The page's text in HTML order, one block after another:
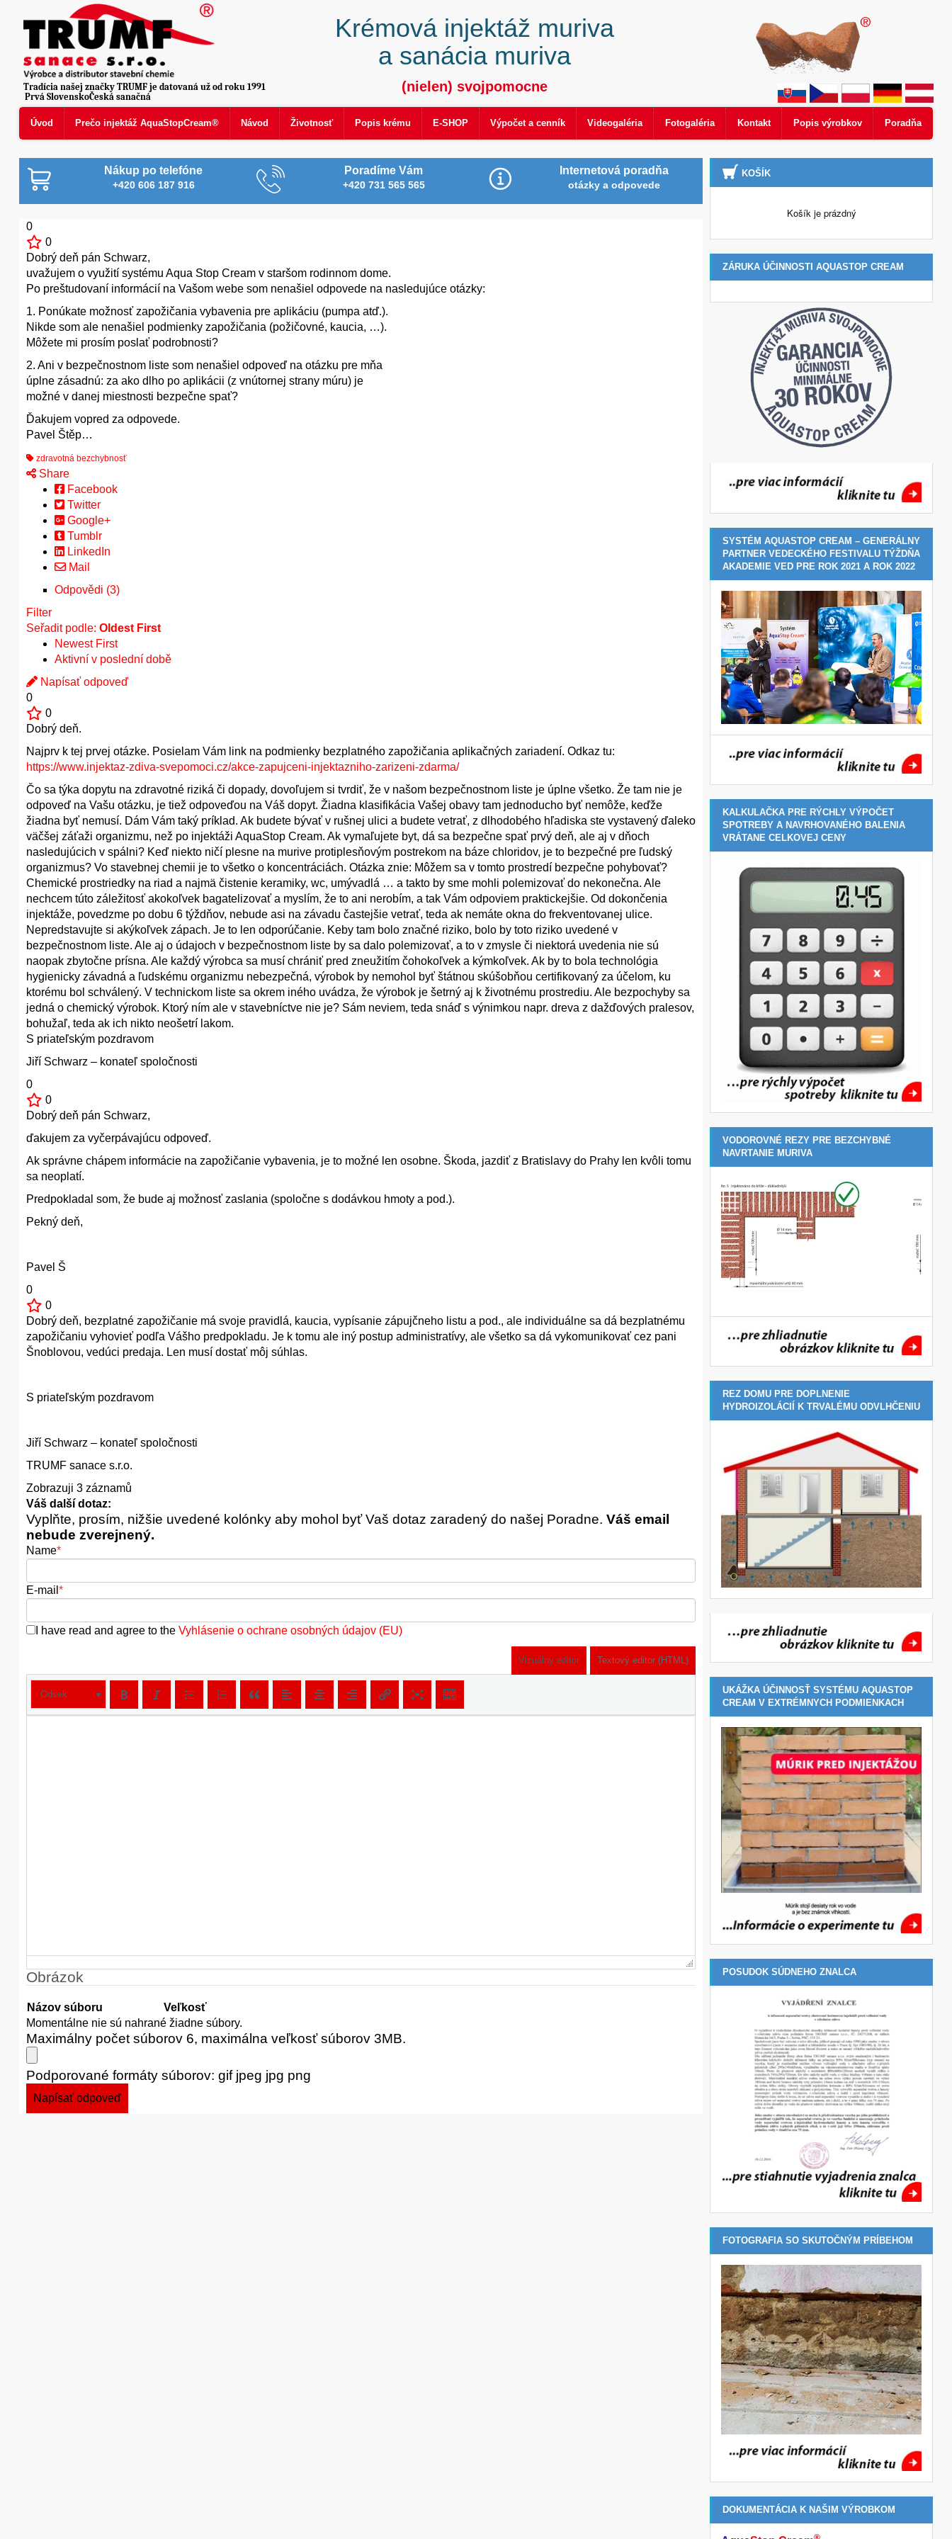
Úvod Prečo injektáž AquaStopCream® Návod Životnosť Popis krému E-SHOP Výpočet a cenník Videogaléria Fotogaléria Kontakt Popis výrobkov Poradňa
Prvá SlovenskoČeská sanačná
Krémová injektáž muriva
a sanácia muriva
(nielen) svojpomocne
Tradícia našej značky TRUMF je datovaná už od roku 1991
Nákup po telefóne
+420 606 187 916
Poradíme Vám
+420 731 565 565
Internetová poradňa
otázky a odpovede
0
0
Dobrý deň pán Schwarz,
uvažujem o využití systému Aqua Stop Cream v staršom rodinnom dome.
Po preštudovaní informácií na Vašom webe som nenašiel odpovede na nasledujúce otázky:
1. Ponúkate možnosť zapožičania vybavenia pre aplikáciu (pumpa atď.).
Nikde som ale nenašiel podmienky zapožičania (požičovné, kaucia, …).
Môžete mi prosím poslať podrobnosti?
2. Ani v bezpečnostnom liste som nenašiel odpoveď na otázku pre mňa
úplne zásadnú: za ako dlho po aplikácii (z vnútornej strany múru) je
možné v danej miestnosti bezpečne spať?
Ďakujem vopred za odpovede.
Pavel Štěp…
zdravotná bezchybnosť
Share
Facebook
Twitter
Google+
Tumblr
LinkedIn
Mail
Odpovědi (3)
Filter
Seřadit podle: Oldest First
Newest First
Aktivní v poslední době
Napísať odpoveď
0
0
Dobrý deň.
Najprv k tej prvej otázke. Posielam Vám link na podmienky bezplatného zapožičania aplikačných zariadení. Odkaz tu:
https://www.injektaz-zdiva-svepomoci.cz/akce-zapujceni-injektazniho-zarizeni-zdarma/
Čo sa týka dopytu na zdravotné riziká či dopady, dovoľujem si tvrdiť, že v našom bezpečnostnom liste je úplne všetko. Že tam nie je
odpoveď na Vašu otázku, je tiež odpoveďou na Váš dopyt. Žiadna klasifikácia Vašej obavy tam jednoducho byť nemôže, keďže
žiadna byť nemusí. Dám Vám taký príklad. Ak budete bývať v rušnej ulici a budete vetrať, z dlhodobého hľadiska ste vystavený ďaleko
väčšej záťaži organizmu, než po injektáži AquaStop Cream. Ak vymaľujete byt, dá sa bezpečne spať prvý deň, ale aj v dňoch
nasledujúcich v spálni? Keď niekto ničí plesne na murive protiplesňovým postrekom na báze chloridov, je to bezpečné pre ľudský
organizmus? Vo stavebnej chemii je to všetko o koncentráciách. Otázka znie: Môžem sa v tomto prostredí bezpečne pohybovať?
Chemické prostriedky na riad a najmä čistenie keramiky, wc, umývadlá … a takto by sme mohli polemizovať do nekonečna. Ale
nechcem túto záležitosť akokoľvek bagatelizovať a myslím, že to ani nerobím, a tak Vám odpoviem praktickejšie. Od dokončenia
injektáže, povedzme po dobu 6 týždňov, nebude asi na závadu častejšie vetrať, teda ak nemáte okna do frekventovanej ulice.
Nepredstavujte si akýkoľvek zápach. Je to len odporúčanie. Keby tam bolo značné riziko, bolo by toto riziko uvedené v
bezpečnostnom liste. Ale aj o údajoch v bezpečnostnom liste by sa dalo polemizovať, a to v zmysle či niektorá uvedenia nie sú
naopak zbytočne prísna. Ale každý výrobca sa musí chrániť pred zneužitím čohokoľvek a kýmkoľvek. Ak by to bola technológia
hygienicky závadná a ľudskému organizmu nebezpečná, výrobok by nemohol byť štátnou skúšobňou certifikovaný za účelom, ku
ktorému bol schválený. V technickom liste sa okrem iného uvádza, že výrobok je šetrný aj k životnému prostrediu. Ale bezpochyby sa
jedná o chemický výrobok. Ktorý ním ale v stavebníctve nie je? Sám neviem, teda snáď s výnimkou napr. dreva z dažďových pralesov,
bohužaľ, teda ak ich nikto neošetrí lakom.
S priateľským pozdravom
Jiří Schwarz – konateľ spoločnosti
0
0
Dobrý deň pán Schwarz,
ďakujem za vyčerpávajúcu odpoveď.
Ak správne chápem informácie na zapožičanie vybavenia, je to možné len osobne. Škoda, jazdiť z Bratislavy do Prahy len kvôli tomu
sa neoplatí.
Predpokladal som, že bude aj možnosť zaslania (spoločne s dodávkou hmoty a pod.).
Pekný deň,
Pavel Š
0
0
Dobrý deň, bezplatné zapožičanie má svoje pravidlá, kaucia, vypísanie zápujčneho listu a pod., ale individuálne sa dá bezplatnému
zapožičaniu vyhovieť podľa Vášho predpokladu. Je k tomu ale iný postup administratívy, ale všetko sa dá vykomunikovať cez pani
Šnoblovou, vedúci predaja. Len musí dostať môj súhlas.
S priateľským pozdravom
Jiří Schwarz – konateľ spoločnosti
TRUMF sanace s.r.o.
Zobrazuji 3 záznamů
Váš další dotaz:
Vyplňte, prosím, nižšie uvedené kolónky aby mohol byť Vaš dotaz zaradený do našej Poradne. Váš email
nebude zverejnený.
Name*
E-mail *
I have read and agree to the Vyhlásenie o ochrane osobných údajov (EU)
Vizuálny editor Textový editor (HTML)
Odsek
Obrázok
Názov súboru
Veľkosť
Momentálne nie sú nahrané žiadne súbory.
Maximálny počet súborov 6, maximálna veľkosť súborov 3MB.
Podporované formáty súborov: gif jpeg jpg png
KOŠÍK
Košík je prázdný
ZÁRUKA ÚČINNOSTI AQUASTOP CREAM
SYSTÉM AQUASTOP CREAM – GENERÁLNY
PARTNER VEDECKÉHO FESTIVALU TÝŽDŇA
AKADEMIE VED PRE ROK 2021 A ROK 2022
KALKULAČKA PRE RÝCHLY VÝPOČET
SPOTREBY A NAVRHOVANÉHO BALENIA
VRÁTANE CELKOVEJ CENY
VODOROVNÉ REZY PRE BEZCHYBNÉ
NAVRTANIE MURIVA
REZ DOMU PRE DOPLNENIE
HYDROIZOLÁCIÍ K TRVALÉMU ODVLHČENIU
UKÁŽKA ÚČINNOSŤ SYSTÉMU AQUASTOP
CREAM V EXTRÉMNYCH PODMIENKACH
POSUDOK SÚDNEHO ZNALCA
FOTOGRAFIA SO SKUTOČNÝM PRÍBEHOM
DOKUMENTÁCIA K NAŠIM VÝROBKOM